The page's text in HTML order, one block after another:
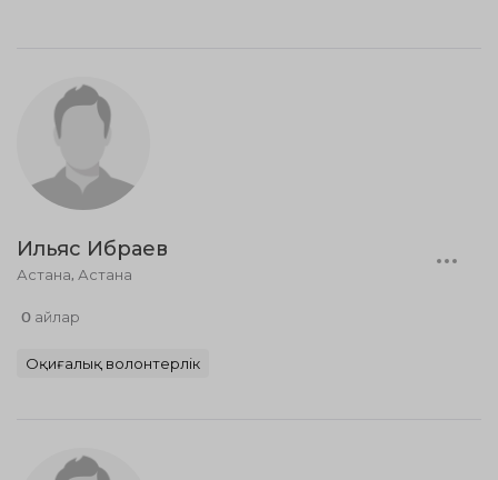
Ильяс Ибраев
Астана, Астана
0 айлар
Оқиғалық волонтерлік